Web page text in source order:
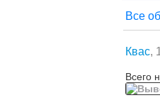
Все
Квас,
Всего